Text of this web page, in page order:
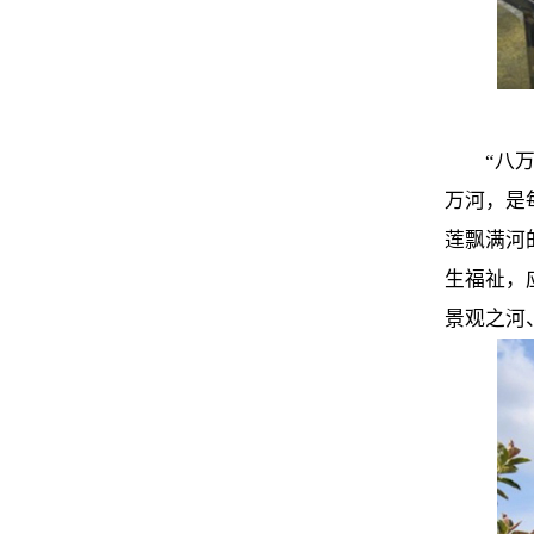
“八
万河，是
莲飘满河
生福祉，
景观之河